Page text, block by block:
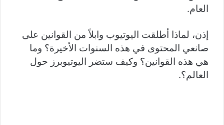
العام.
إذن، لماذا أطلقت اليوتيوب وابلاً من القوانين على
صانعي المحتوى في هذه السنوات الأخيرة؟ وما
هي هذه القوانين؟ وكيف ستضر اليوتيوبرز حول
العالم؟.